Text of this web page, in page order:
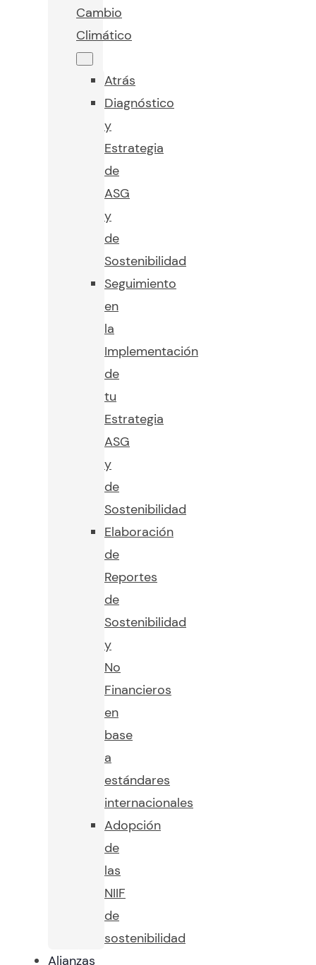
Cambio
Climático
Atrás
Diagnóstico
y
Estrategia
de
ASG
y
de
Sostenibilidad
Seguimiento
en
la
Implementación
de
tu
Estrategia
ASG
y
de
Sostenibilidad
Elaboración
de
Reportes
de
Sostenibilidad
y
No
Financieros
en
base
a
estándares
internacionales
Adopción
de
las
NIIF
de
sostenibilidad
Alianzas